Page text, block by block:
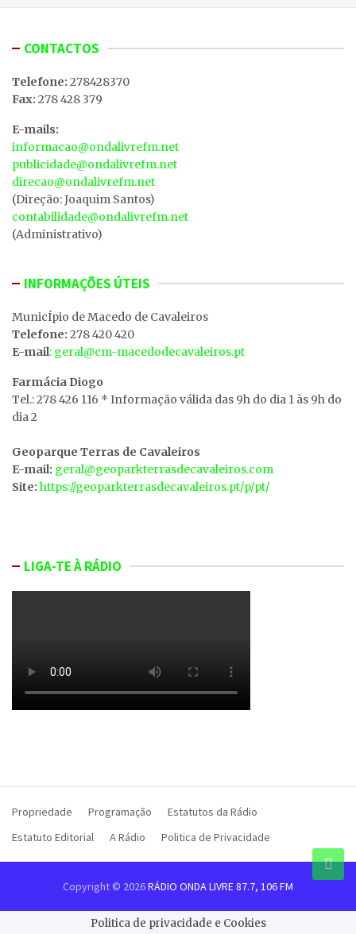
CONTACTOS
Telefone: 278428370
Fax: 278 428 379
E-mails:
informacao@ondalivrefm.net
publicidade@ondalivrefm.net
direcao@ondalivrefm.net
(Direção: Joaquim Santos)
contabilidade@ondalivrefm.net
(Administrativo)
INFORMAÇÕES ÚTEIS
MunicÍpio de Macedo de Cavaleiros
Telefone: 278 420 420
E-mail: geral@cm-macedodecavaleiros.pt
Farmácia Diogo
Tel.: 278 426 116 * Informação válida das 9h do dia 1 às 9h do
dia 2
Geoparque Terras de Cavaleiros
E-mail: geral@geoparkterrasdecavaleiros.com
Site: https://geoparkterrasdecavaleiros.pt/p/pt/
LIGA-TE À RÁDIO
Propriedade Programação
Estatutos da Rádio
Estatuto Editorial
A Rádio Politica de Privacidade
Copyright © 2026RÁDIO ONDA LIVRE 87.7, 106 FM
Politica de privacidade e Cookies